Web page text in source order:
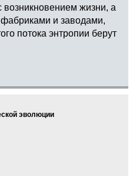
жизни, а
фабриками и заводами,
потока энтропии берут
эволюции